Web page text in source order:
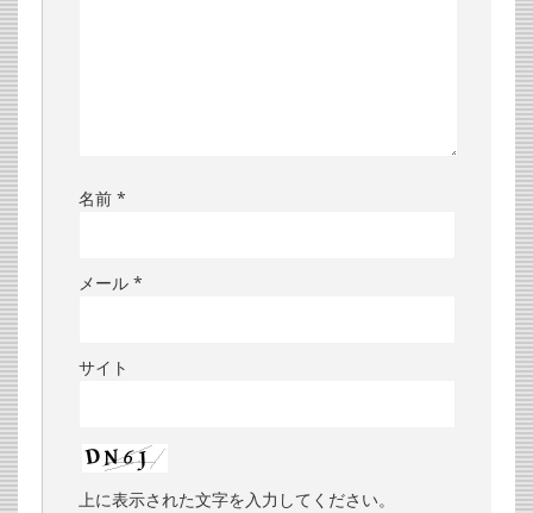
名前 *
メール *
サイト
上に表示された文字を入力してください。